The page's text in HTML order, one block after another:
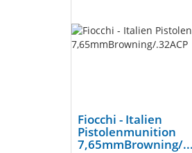
Fiocchi - Italien
Pistolenmunition
7,65mmBrowning/...